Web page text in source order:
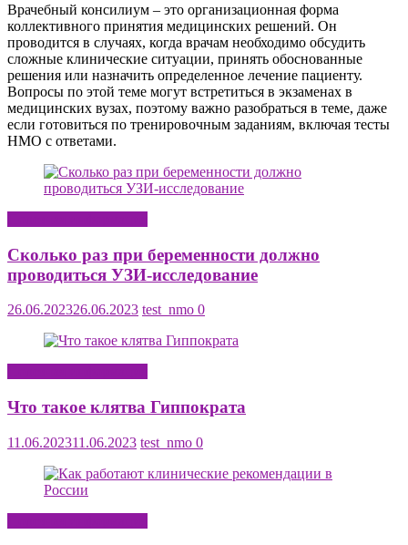
Врачебный консилиум – это организационная форма
коллективного принятия медицинских решений. Он
проводится в случаях, когда врачам необходимо обсудить
сложные клинические ситуации, принять обоснованные
решения или назначить определенное лечение пациенту.
Вопросы по этой теме могут встретиться в экзаменах в
медицинских вузах, поэтому важно разобраться в теме, даже
если готовиться по тренировочным заданиям, включая тесты
НМО с ответами.
Сколько раз при беременности должно
проводиться УЗИ-исследование
26.06.202326.06.2023 test_nmo 0
Что такое клятва Гиппократа
11.06.202311.06.2023 test_nmo 0